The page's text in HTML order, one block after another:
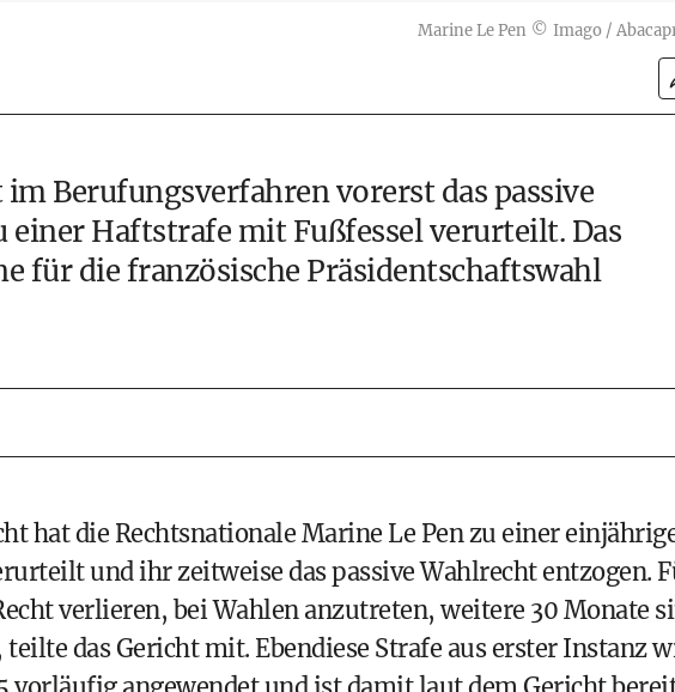
Marine Le Pen © Imago /
Berufungsverfahren vorerst das passive
einer Haftstrafe mit Fußfessel verurteilt. Das
für die französische Präsidentschaftswahl
hat die Rechtsnationale Marine Le Pen zu einer
und ihr zeitweise das passive Wahlrecht entzogen.
verlieren, bei Wahlen anzutreten, weitere 30 Monate
das Gericht mit. Ebendiese Strafe aus erster Instanz